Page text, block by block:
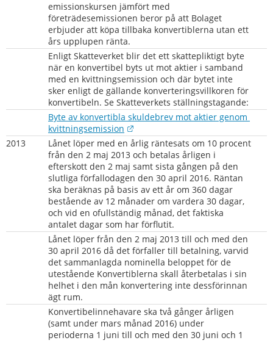
emissionskursen jämfört med
företrädesemissionen beror på att Bolaget
erbjuder att köpa tillbaka konvertiblerna utan ett
års upplupen ränta.
Enligt Skatteverket blir det ett skattepliktigt byte
när en konvertibel byts ut mot aktier i samband
med en kvittningsemission och där bytet inte
sker enligt de gällande konverteringsvillkoren för
konvertibeln. Se Skatteverkets ställningstagande:
Byte av konvertibla skuldebrev mot aktier genom
kvittningsemission
2013
Lånet löper med en årlig räntesats om 10 procent
från den 2 maj 2013 och betalas årligen i
efterskott den 2 maj samt sista gången på den
slutliga förfallodagen den 30 april 2016. Räntan
ska beräknas på basis av ett år om 360 dagar
bestående av 12 månader om vardera 30 dagar,
och vid en ofullständig månad, det faktiska
antalet dagar som har förflutit.
Lånet löper från den 2 maj 2013 till och med den
30 april 2016 då det förfaller till betalning, varvid
det sammanlagda nominella beloppet för de
utestående Konvertiblerna skall återbetalas i sin
helhet i den mån konvertering inte dessförinnan
ägt rum.
Konvertibelinnehavare ska två gånger årligen
(samt under mars månad 2016) under
perioderna 1 juni till och med den 30 juni och 1